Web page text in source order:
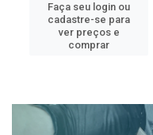
Faça seu login ou
cadastre-se para
ver preços e
comprar